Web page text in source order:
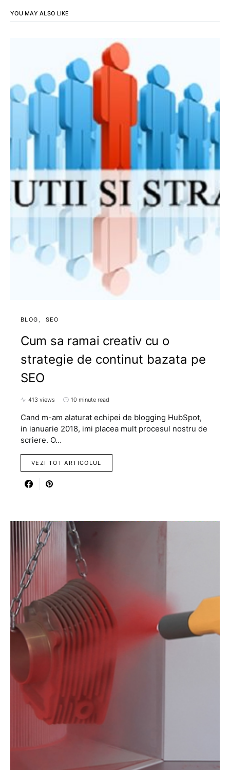
YOU MAY ALSO LIKE
BLOG SEO
Cum sa ramai creativ cu o
strategie de continut bazata pe
SEO
413 views 10 minute read
Cand m-am alaturat echipei de blogging HubSpot,
in ianuarie 2018, imi placea mult procesul nostru de
scriere. O…
VEZI TOT ARTICOLUL